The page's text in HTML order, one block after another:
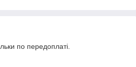
по передоплаті.